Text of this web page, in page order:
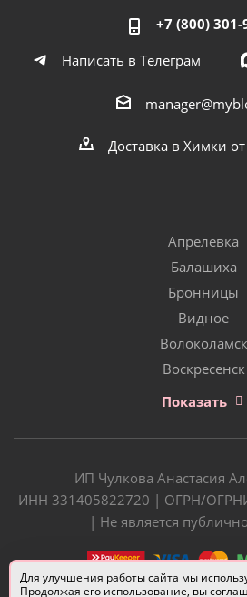
+7 (800) 301-
Написать в Телеграм
Доставка в Химки
Апрелевка
Балашиха
Бронницы
Видное
Волоколамск
Воскресенск
Показать
ИП Чулкова Анастасия
ИНН 331405822720 | ОГРН/
| Не является
Для улучшения работы сайта мы
Продолжая его использование, вы